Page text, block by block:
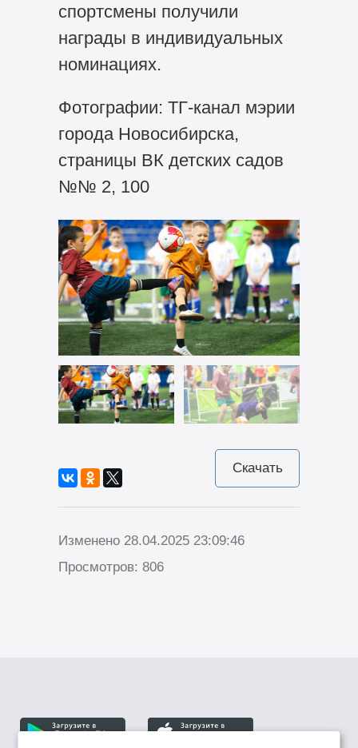
спортсмены получили
награды в индивидуальных
номинациях.
Фотографии: ТГ-канал мэрии
города Новосибирска,
страницы ВК детских садов
№№ 2, 100
Скачать
Изменено 28.04.2025 23:09:46
Просмотров: 806